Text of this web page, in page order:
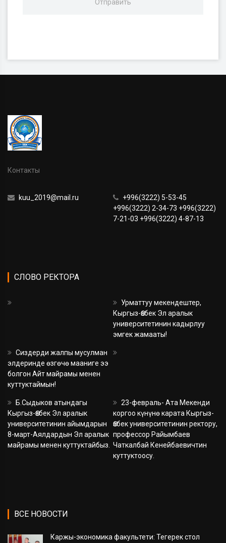
Контакты
kuu_2019@mail.ru
+996(3222) 5-53-45
+996(3222) 2-34-73 +996(3222)
7-21-03 +996(3222) 4-87-13
СЛОВО РЕКТОРА
Урматтуу мекендештер,
Кыргыз-Өзбек Эл аралык
университетинин кадырлуу
эмгек жамааты!
Сиздерди жалпы мусулман
элдеринде өзгөчө мааниге ээ
болгон Айт майрамы менен
куттуктаймын!
Б.Сыдыков атындагы
Кыргыз-Өзбек Эл аралык
университетинин айымдарын
8-март-Аялдардын Эл аралык
майрамы менен куттуктайбыз.
23-февраль- Ата Мекенди
коргоо күнүнө карата Кыргыз-
Өзбек университетинин ректору,
профессор Райымбаев
Чаткалбай Кенейбаевичтин
куттуктоосу.
ВСЕ НОВОСТИ
Каржы-экономика факультети: Тегерек стол